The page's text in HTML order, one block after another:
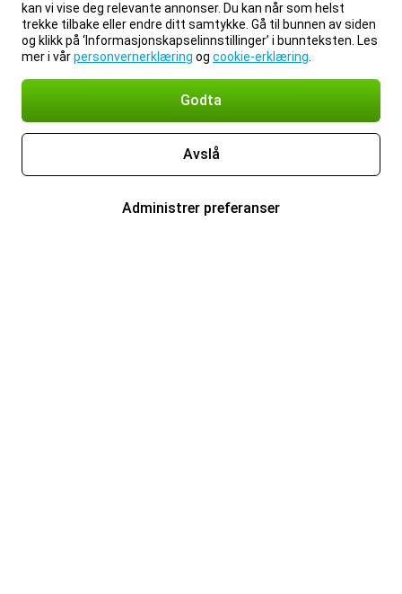
kan vi vise deg relevante annonser. Du kan når som helst
trekke tilbake eller endre ditt samtykke. Gå til bunnen av siden
og klikk på ‘Informasjonskapselinnstillinger’ i bunnteksten. Les
mer i vårpersonvernerklæring og cookie-erklæring
Godta
Avslå
Administrer preferanser